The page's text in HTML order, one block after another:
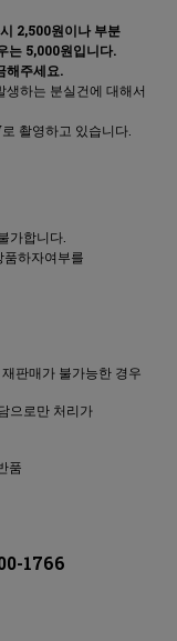
2,500원이나 부분
는 5,000원입니다.
해주세요.
하는 분실건에 대해서
촬영하고 있습니다.
가합니다.
하자여부를
판매가 불가능한 경우
으로만 처리가
품
1766